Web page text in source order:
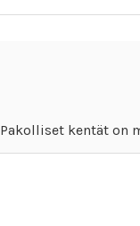
Pakolliset kentät on